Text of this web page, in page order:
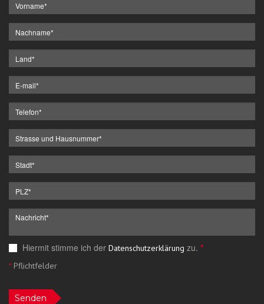
Hiermit stimme ich der Datenschutzerklärung zu. *
*Pflichtfelder
Senden